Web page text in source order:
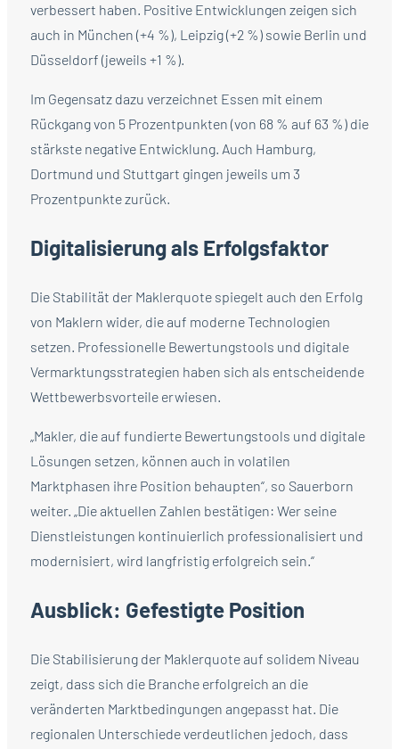
verbessert haben. Positive Entwicklungen zeigen sich
auch in München (+4 %), Leipzig (+2 %) sowie Berlin und
Düsseldorf (jeweils +1 %).
Im Gegensatz dazu verzeichnet Essen mit einem
Rückgang von 5 Prozentpunkten (von 68 % auf 63 %) die
stärkste negative Entwicklung. Auch Hamburg,
Dortmund und Stuttgart gingen jeweils um 3
Prozentpunkte zurück.
Digitalisierung als Erfolgsfaktor
Die Stabilität der Maklerquote spiegelt auch den Erfolg
von Maklern wider, die auf moderne Technologien
setzen. Professionelle Bewertungstools und digitale
Vermarktungsstrategien haben sich als entscheidende
Wettbewerbsvorteile erwiesen.
„Makler, die auf fundierte Bewertungstools und digitale
Lösungen setzen, können auch in volatilen
Marktphasen ihre Position behaupten“, so Sauerborn
weiter. „Die aktuellen Zahlen bestätigen: Wer seine
Dienstleistungen kontinuierlich professionalisiert und
modernisiert, wird langfristig erfolgreich sein.“
Ausblick: Gefestigte Position
Die Stabilisierung der Maklerquote auf solidem Niveau
zeigt, dass sich die Branche erfolgreich an die
veränderten Marktbedingungen angepasst hat. Die
regionalen Unterschiede verdeutlichen jedoch, dass